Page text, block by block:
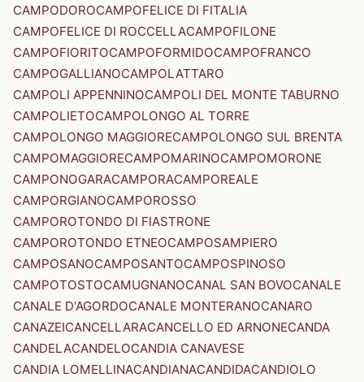
CAMPODOROCAMPOFELICE DI FITALIA
CAMPOFELICE DI ROCCELLACAMPOFILONE
CAMPOFIORITOCAMPOFORMIDOCAMPOFRANCO
CAMPOGALLIANOCAMPOLATTARO
CAMPOLI APPENNINOCAMPOLI DEL MONTE TABURNO
CAMPOLIETOCAMPOLONGO AL TORRE
CAMPOLONGO MAGGIORECAMPOLONGO SUL BRENTA
CAMPOMAGGIORECAMPOMARINOCAMPOMORONE
CAMPONOGARACAMPORACAMPOREALE
CAMPORGIANOCAMPOROSSO
CAMPOROTONDO DI FIASTRONE
CAMPOROTONDO ETNEOCAMPOSAMPIERO
CAMPOSANOCAMPOSANTOCAMPOSPINOSO
CAMPOTOSTOCAMUGNANOCANAL SAN BOVOCANALE
CANALE D'AGORDOCANALE MONTERANOCANARO
CANAZEICANCELLARACANCELLO ED ARNONECANDA
CANDELACANDELOCANDIA CANAVESE
CANDIA LOMELLINACANDIANACANDIDACANDIOLO